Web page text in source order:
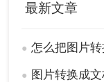
最新文章
● 怎么把图片转换
● 图片转换成